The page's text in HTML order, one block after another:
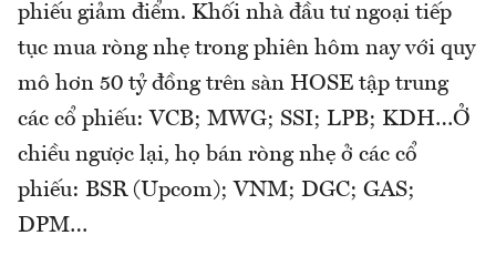
phiếu giảm điểm. Khối nhà đầu tư ngoại tiếp
tục mua ròng nhẹ trong phiên hôm nay với quy
mô hơn 50 tỷ đồng trên sàn HOSE tập trung
các cổ phiếu: VCB; MWG; SSI; LPB; KDH…Ở
chiều ngược lại, họ bán ròng nhẹ ở các cổ
phiếu: BSR (Upcom); VNM; DGC; GAS;
DPM…